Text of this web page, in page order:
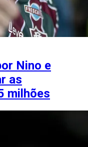
Nino e
as
milhões